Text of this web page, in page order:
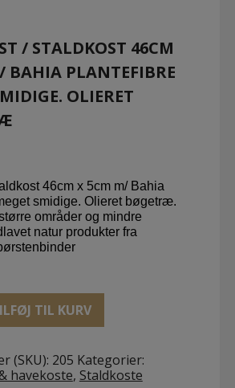
/ STALDKOST 46CM
BAHIA PLANTEFIBRE
OLIERET
46cm x 5cm m/ Bahia
smidige. Olieret bøgetræ.
områder og mindre
natur produkter fra
TIL KURV
(SKU): 205 Kategorier:
havekoste, Staldkoste